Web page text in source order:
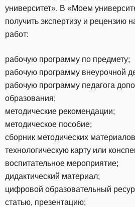
университет». В «Моем
получить экспертизу и рецензию
работ:
рабочую программу по предмету;
рабочую программу внеурочной
рабочую программу педагога
образования;
методические рекомендации;
методическое пособие;
сборник методических
технологическую карту или
воспитательное мероприятие;
дидактический материал;
цифровой образовательный
статью, презентацию;